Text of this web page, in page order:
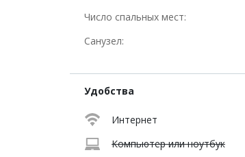
Число спальных мест:
Санузел:
Удобства
Интернет
Компьютер или ноутбук